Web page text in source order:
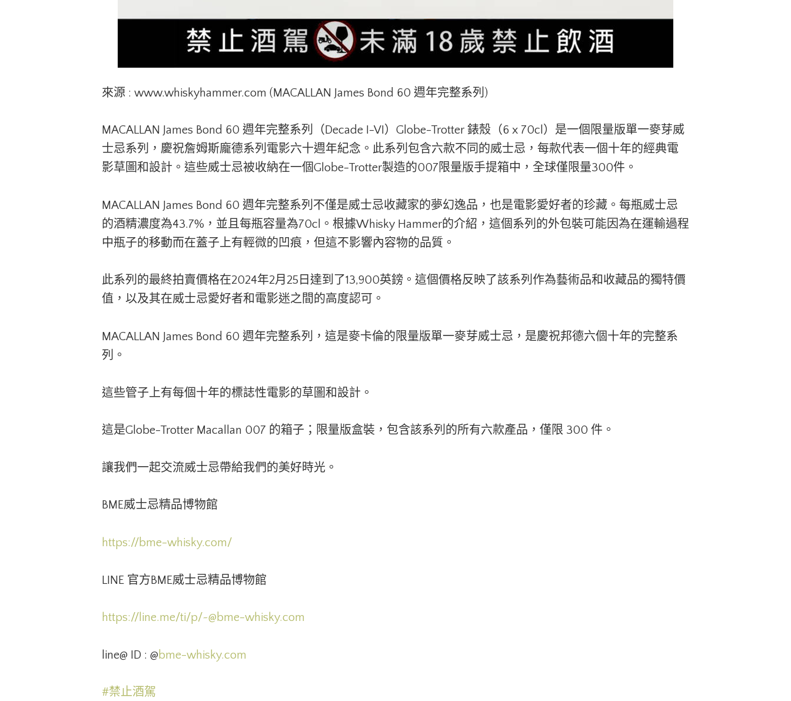
來源 : www.whiskyhammer.com (MACALLAN James Bond 60 週年完整系列)
MACALLAN James Bond 60 週年完整系列（Decade I-VI）Globe-Trotter 錶殼（6 x 70cl）是一個限量版單一麥芽威
士忌系列，慶祝詹姆斯龐德系列電影六十週年紀念。此系列包含六款不同的威士忌，每款代表一個十年的經典電
影草圖和設計。這些威士忌被收納在一個Globe-Trotter製造的007限量版手提箱中，全球僅限量300件。
MACALLAN James Bond 60 週年完整系列不僅是威士忌收藏家的夢幻逸品，也是電影愛好者的珍藏。每瓶威士忌
的酒精濃度為43.7%，並且每瓶容量為70cl。根據Whisky Hammer的介紹，這個系列的外包裝可能因為在運輸過程
中瓶子的移動而在蓋子上有輕微的凹痕，但這不影響內容物的品質。
此系列的最終拍賣價格在2024年2月25日達到了13,900英鎊。這個價格反映了該系列作為藝術品和收藏品的獨特價
值，以及其在威士忌愛好者和電影迷之間的高度認可。
MACALLAN James Bond 60 週年完整系列，這是麥卡倫的限量版單一麥芽威士忌，是慶祝邦德六個十年的完整系
列。
這些管子上有每個十年的標誌性電影的草圖和設計。
這是Globe-Trotter Macallan 007 的箱子；限量版盒裝，包含該系列的所有六款產品，僅限 300 件。
讓我們一起交流威士忌帶給我們的美好時光。
BME威士忌精品博物館
https://bme-whisky.com/
LINE 官方BME威士忌精品博物館
https://line.me/ti/p/~@bme-whisky.com
line@ ID : @bme-whisky.com
#禁止酒駕